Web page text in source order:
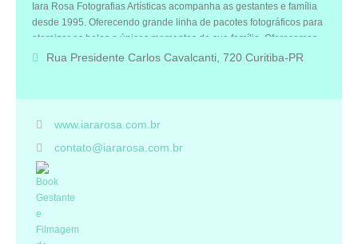
Iara Rosa Fotografias Artísticas acompanha as gestantes e família
desde 1995. Oferecendo grande linha de pacotes fotográficos para
eternizar os belos e únicos momentos de sua família. Oferecemos
foto e vídeo para aniversários e eventos.
Rua Presidente Carlos Cavalcanti, 720 Curitiba-PR
www.iararosa.com.br
contato@iararosa.com.br